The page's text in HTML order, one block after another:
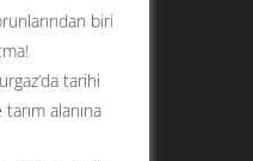
biri
tarihi
alanına